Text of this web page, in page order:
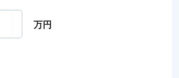
万円